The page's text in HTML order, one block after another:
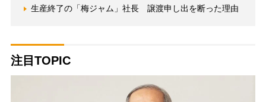
生産終了の「梅ジャム」社長 譲渡申し出を断った理由
注目TOPIC